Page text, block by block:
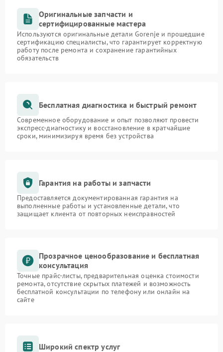
Оригинальные запчасти и
сертифицированные мастера
Используются оригинальные детали Gorenje и прошедшие
сертификацию специалисты, что гарантирует корректную
работу после ремонта и сохранение гарантийных
обязательств
Бесплатная диагностика и быстрый ремонт
Современное оборудование и опыт позволяют провести
экспресс-диагностику и восстановление в кратчайшие
сроки, минимизируя время без устройства
Гарантия на работы и запчасти
Предоставляется документированная гарантия на
выполненные работы и установленные детали, что
защищает клиента от повторных неисправностей
Прозрачное ценообразование и бесплатная
консультация
Точные прайс-листы, предварительная оценка стоимости
ремонта, отсутствие скрытых платежей и возможность
бесплатной консультации по телефону или онлайн на
сайте
Широкий спектр услуг